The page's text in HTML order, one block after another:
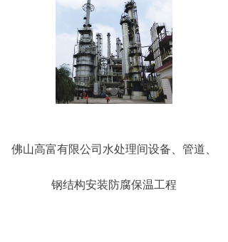
人才招聘
佛山高富有限公司水处理间设备、管道、
钢结构安装防腐保温工程